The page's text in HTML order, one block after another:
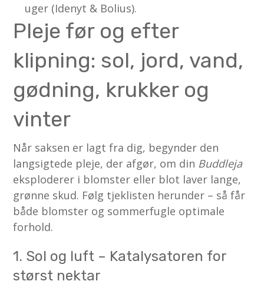
uger (Idenyt & Bolius).
Pleje før og efter
klipning: sol, jord, vand,
gødning, krukker og
vinter
Når saksen er lagt fra dig, begynder den
langsigtede pleje, der afgør, om din Buddleja
eksploderer i blomster eller blot laver lange,
grønne skud. Følg tjeklisten herunder – så får
både blomster og sommerfugle optimale
forhold.
1. Sol og luft – Katalysatoren for
størst nektar